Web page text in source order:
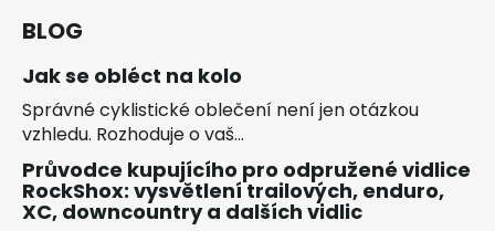
BLOG
Jak se obléct na kolo
Správné cyklistické oblečení není jen otázkou
vzhledu. Rozhoduje o vaš...
Průvodce kupujícího pro odpružené vidlice
RockShox: vysvětlení trailových, enduro,
XC, downcountry a dalších vidlic